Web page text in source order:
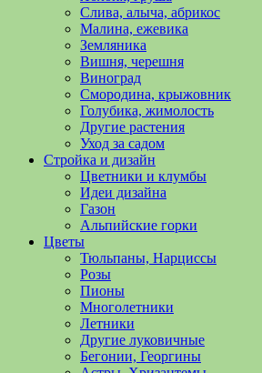
овощами,
растениями
Поможем
обустройстве
выращивании
Слива, алыча, абрикос
Малина, ежевика
Земляника
Вишня, черешня
Виноград
Смородина, крыжовник
Голубика, жимолость
Другие растения
Уход за садом
Стройка и дизайн
Цветники и клумбы
Идеи дизайна
Газон
Альпийские горки
Цветы
Тюльпаны, Нарциссы
Розы
Пионы
Многолетники
Летники
Другие луковичные
Бегонии, Георгины